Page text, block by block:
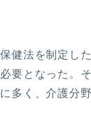
健法を制定し
要となった。
多く、介護分